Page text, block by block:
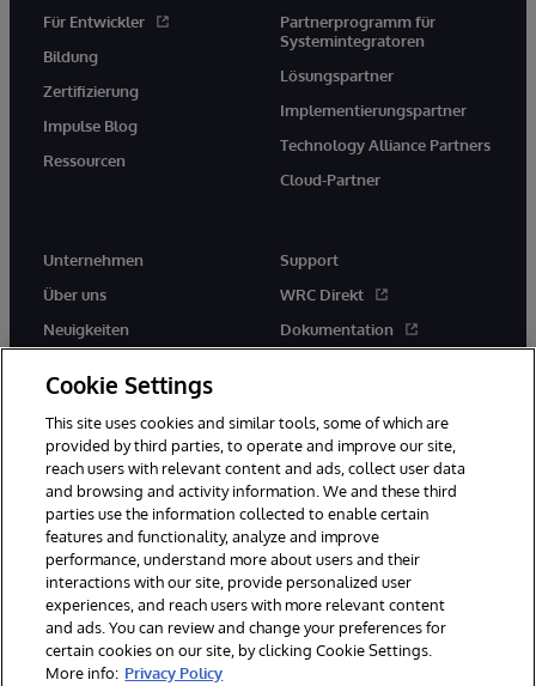
Für Entwickler
Bildung
Zertifizierung
Impulse Blog
Ressourcen
Partnerprogramm für
Systemintegratoren
Lösungspartner
Implementierungspartner
Technology Alliance Partners
Cloud-Partner
Unternehmen
Über uns
Neuigkeiten
Karriere
Support
WRC Direkt
Dokumentation
© 1996-2026 InterSystems Corporation, Boston, MA. Alle Rechte
vorbehalten.
Mitteilungen/Geschäftsbedingungen
Erklärung zum Datenschutz
Geld-zurück-Garantie
Impressum Barrierefreiheit
Cookie Settings
This site uses cookies and similar tools, some of which are
provided by third parties, to operate and improve our site,
reach users with relevant content and ads, collect user data
and browsing and activity information. We and these third
parties use the information collected to enable certain
features and functionality, analyze and improve
performance, understand more about users and their
interactions with our site, provide personalized user
experiences, and reach users with more relevant content
and ads. You can review and change your preferences for
certain cookies on our site, by clicking Cookie Settings.
More info: Privacy Policy